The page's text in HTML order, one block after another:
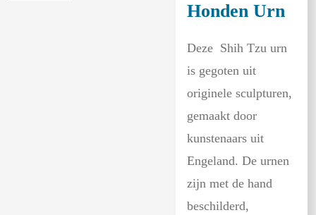
Honden Urn
Deze Shih Tzu urn
is gegoten uit
originele sculpturen,
gemaakt door
kunstenaars uit
Engeland. De urnen
zijn met de hand
beschilderd,